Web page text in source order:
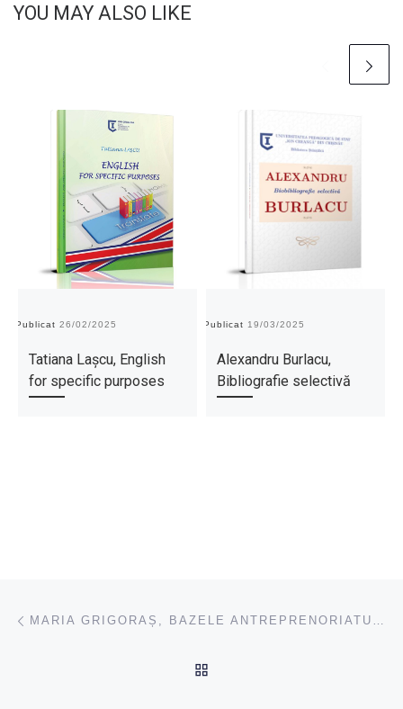
YOU MAY ALSO LIKE
Publicat 26/02/2025
Tatiana Lașcu, English
for specific purposes
Publicat 19/03/2025
Alexandru Burlacu,
Bibliografie selectivă
Navigare articole MARIA GRIGORAȘ, BAZELE ANTREPRENORIATULUI